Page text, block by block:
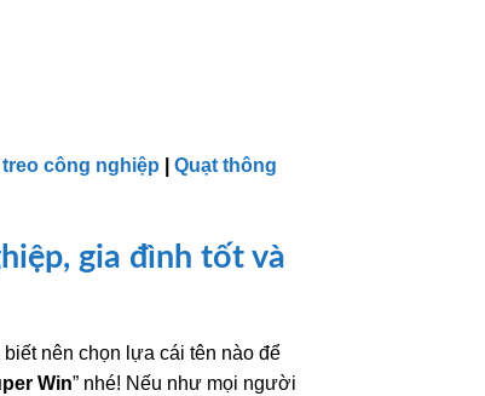
treo công nghiệp
Quạt thông
gia đình tốt và
nên chọn lựa cái tên nào để
Win” nhé! Nếu như mọi người